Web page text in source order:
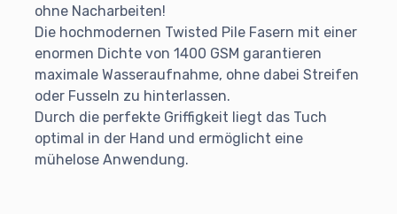
ohne Nacharbeiten!
Die hochmodernen Twisted Pile Fasern mit einer
enormen Dichte von 1400 GSM garantieren
maximale Wasseraufnahme, ohne dabei Streifen
oder Fusseln zu hinterlassen.
Durch die perfekte Griffigkeit liegt das Tuch
optimal in der Hand und ermöglicht eine
mühelose Anwendung.